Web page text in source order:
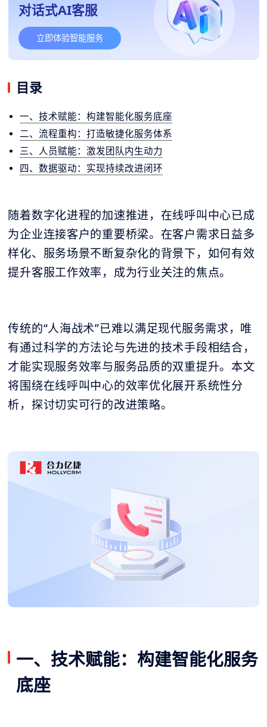
对话式AI客服
立即体验智能服务
目录
一、技术赋能：构建智能化服务底座
二、流程重构：打造敏捷化服务体系
三、人员赋能：激发团队内生动力
四、数据驱动：实现持续改进闭环
随着数字化进程的加速推进，在线呼叫中心已成
为企业连接客户的重要桥梁。在客户需求日益多
样化、服务场景不断复杂化的背景下，如何有效
提升客服工作效率，成为行业关注的焦点。
传统的“人海战术”已难以满足现代服务需求，唯
有通过科学的方法论与先进的技术手段相结合，
才能实现服务效率与服务品质的双重提升。本文
将围绕在线呼叫中心的效率优化展开系统性分
析，探讨切实可行的改进策略。
一、技术赋能：构建智能化服务
底座